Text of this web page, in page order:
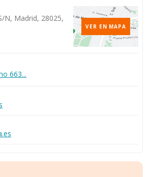
n, Madrid, 28025,
VER EN MAPA
663...